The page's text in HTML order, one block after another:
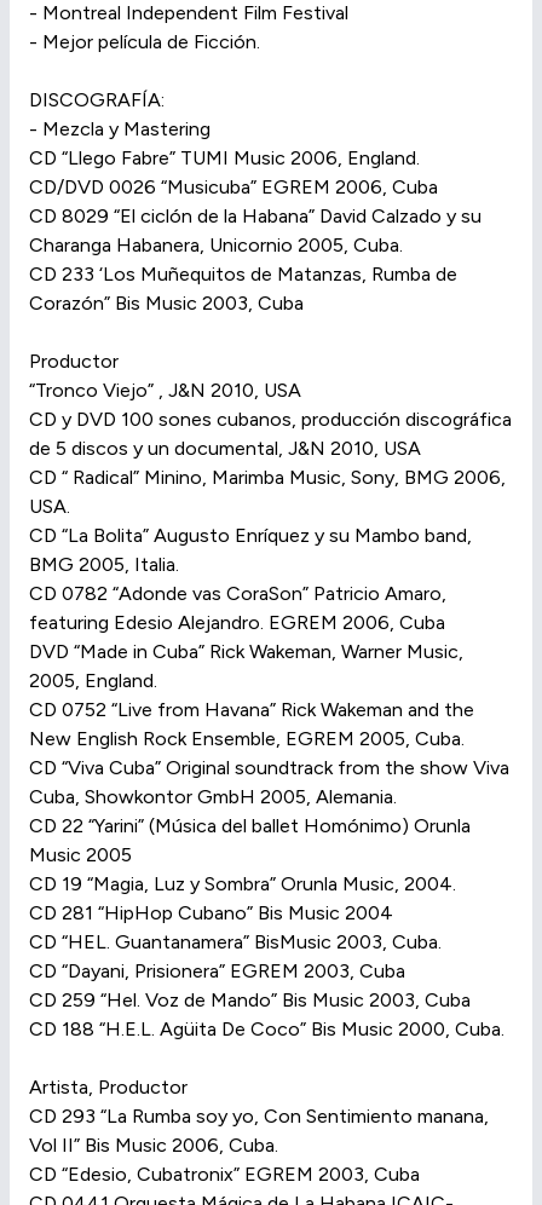
- Montreal Independent Film Festival
- Mejor película de Ficción.
DISCOGRAFÍA:
- Mezcla y Mastering
CD “Llego Fabre” TUMI Music 2006, England.
CD/DVD 0026 “Musicuba” EGREM 2006, Cuba
CD 8029 “El ciclón de la Habana” David Calzado y su
Charanga Habanera, Unicornio 2005, Cuba.
CD 233 ‘Los Muñequitos de Matanzas, Rumba de
Corazón” Bis Music 2003, Cuba
Productor
“Tronco Viejo” , J&N 2010, USA
CD y DVD 100 sones cubanos, producción discográfica
de 5 discos y un documental, J&N 2010, USA
CD “ Radical” Minino, Marimba Music, Sony, BMG 2006,
USA.
CD “La Bolita” Augusto Enríquez y su Mambo band,
BMG 2005, Italia.
CD 0782 “Adonde vas CoraSon” Patricio Amaro,
featuring Edesio Alejandro. EGREM 2006, Cuba
DVD “Made in Cuba” Rick Wakeman, Warner Music,
2005, England.
CD 0752 “Live from Havana” Rick Wakeman and the
New English Rock Ensemble, EGREM 2005, Cuba.
CD “Viva Cuba” Original soundtrack from the show Viva
Cuba, Showkontor GmbH 2005, Alemania.
CD 22 “Yarini” (Música del ballet Homónimo) Orunla
Music 2005
CD 19 “Magia, Luz y Sombra” Orunla Music, 2004.
CD 281 “HipHop Cubano” Bis Music 2004
CD “HEL. Guantanamera” BisMusic 2003, Cuba.
CD “Dayani, Prisionera” EGREM 2003, Cuba
CD 259 “Hel. Voz de Mando” Bis Music 2003, Cuba
CD 188 “H.E.L. Agüita De Coco” Bis Music 2000, Cuba.
Artista, Productor
CD 293 “La Rumba soy yo, Con Sentimiento manana,
Vol II” Bis Music 2006, Cuba.
CD “Edesio, Cubatronix” EGREM 2003, Cuba